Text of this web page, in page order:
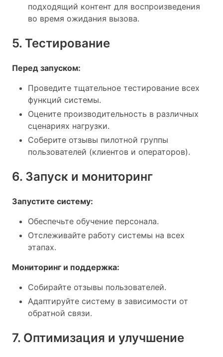
подходящий контент для воспроизведения
во время ожидания вызова.
5. Тестирование
Перед запуском:
Проведите тщательное тестирование всех
функций системы.
Оцените производительность в различных
сценариях нагрузки.
Соберите отзывы пилотной группы
пользователей (клиентов и операторов).
6. Запуск и мониторинг
Запустите систему:
Обеспечьте обучение персонала.
Отслеживайте работу системы на всех
этапах.
Мониторинг и поддержка:
Собирайте отзывы пользователей.
Адаптируйте систему в зависимости от
обратной связи.
7. Оптимизация и улучшение